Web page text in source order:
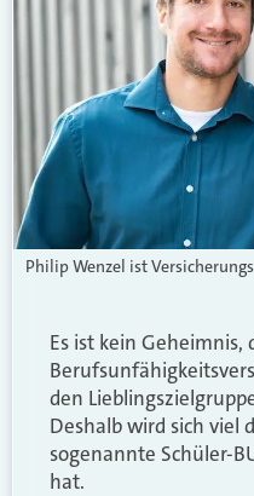
Philip Wenzel ist
Es ist kein Geheimnis,
den
Deshalb wird sich viel
sogenannte Schüler-
hat.